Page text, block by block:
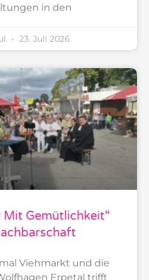
in den
23. Juli 2026
Mit Gemütlichkeit“
Viehmarkt und die
Erpetal trifft